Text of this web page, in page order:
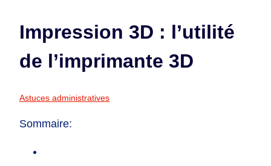
Impression 3D : l’utilité
de l’imprimante 3D
Astuces administratives
Sommaire: